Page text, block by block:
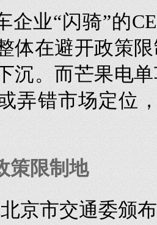
企业“闪骑”的
体在避开政策
沉。而芒果电
弄错市场定位
限制地
京市交通委颁